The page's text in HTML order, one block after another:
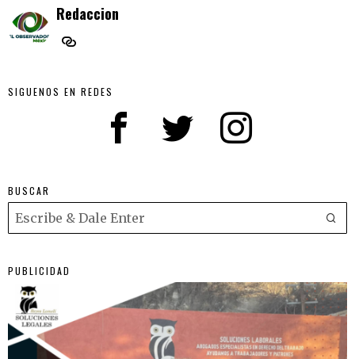
Redaccion
SIGUENOS EN REDES
BUSCAR
PUBLICIDAD